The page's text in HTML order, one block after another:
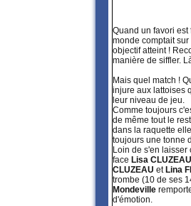
Quand un favori
monde comptait sur
objectif atteint !
manière de siffler.
Mais quel match !
injure aux lattoises
leur niveau de jeu.
Comme toujours
de même tout le
dans la raquette
toujours une tonne
Loin de s'en
face Lisa CLUZEAU
CLUZEAU et Lina
trombe (10 de ses
Mondeville
d'émotion.